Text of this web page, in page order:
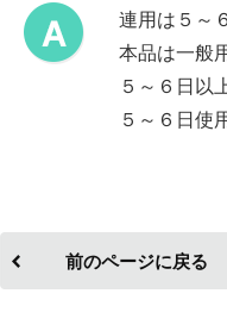
連用は５～
本品は一般
５～６日以
５～６日使
前のページに戻る